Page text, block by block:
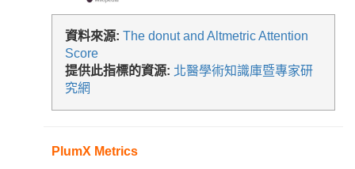
資料來源: The donut and Altmetric Attention
Score
提供此指標的資源: 北醫學術知識庫暨專家研
究網
PlumX Metrics